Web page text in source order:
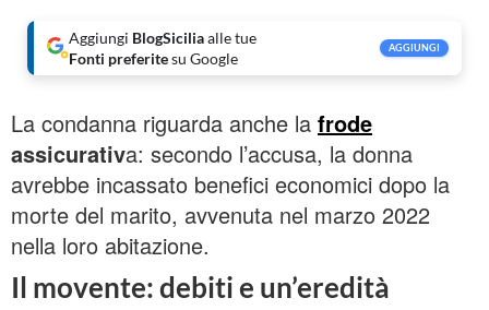
Aggiungi BlogSiciliaalle tue
Fonti preferitesu Google
AGGIUNGI
La condanna riguarda anche la frode
assicurativa: secondo l’accusa, la donna
avrebbe incassato benefici economici dopo la
morte del marito, avvenuta nel marzo 2022
nella loro abitazione.
Il movente: debiti e un’eredità